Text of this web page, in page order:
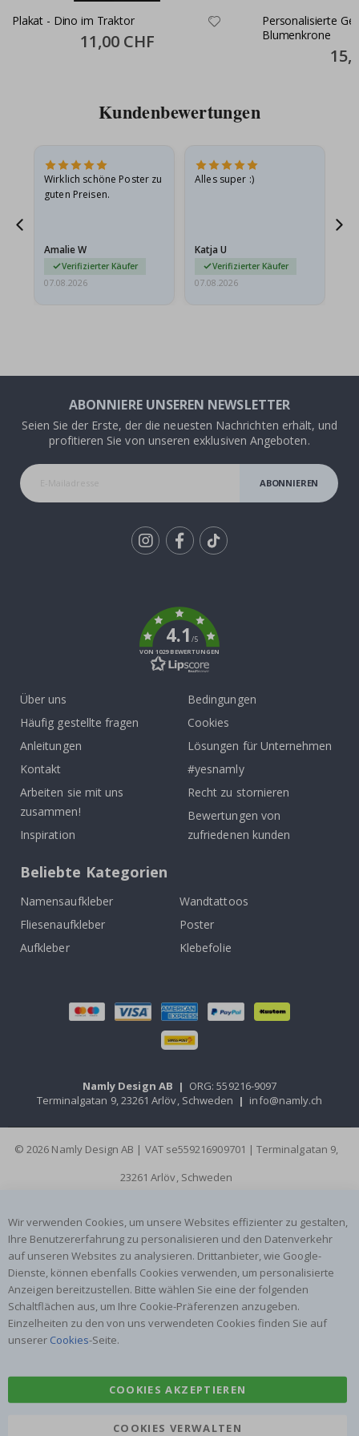
Plakat - Dino im Traktor
Special
Price
11,00 CHF
Personalisierte
Blumenkrone
Price
Kundenbewertungen
Wirklich schöne Poster zu
guten Preisen.
Amalie W
Verifizierter Käufer
07.08.2026
Alles super :)
Katja U
Verifizierter Käufer
07.08.2026
ABONNIERE UNSEREN NEWSLETTER
Seien Sie der Erste, der die neuesten Nachrichten erhält, und
profitieren Sie von unseren exklusiven Angeboten.
ABONNIEREN
4.1/5
VON 1029 BEWERTUNGEN
Über uns
Häufig gestellte fragen
Anleitungen
Kontakt
Arbeiten sie mit uns
zusammen!
Inspiration
Bedingungen
Cookies
Lösungen für Unternehmen
#yesnamly
Recht zu stornieren
Bewertungen von
zufriedenen kunden
Beliebte Kategorien
Namensaufkleber
Wandtattoos
Fliesenaufkleber
Poster
Aufkleber
Klebefolie
Namly Design AB | ORG: 559216-9097
Terminalgatan 9, 23261 Arlöv, Schweden | info@namly.ch
© 2026 Namly Design AB | VAT se559216909701 | Terminalgatan 9,
23261 Arlöv, Schweden
Wir verwenden Cookies, um unsere Websites effizienter zu gestalten,
Ihre Benutzererfahrung zu personalisieren und den Datenverkehr
auf unseren Websites zu analysieren. Drittanbieter, wie Google-
Dienste, können ebenfalls Cookies verwenden, um personalisierte
Anzeigen bereitzustellen. Bitte wählen Sie eine der folgenden
Schaltflächen aus, um Ihre Cookie-Präferenzen anzugeben.
Einzelheiten zu den von uns verwendeten Cookies finden Sie auf
unserer Cookies-Seite.
COOKIES AKZEPTIEREN
COOKIES VERWALTEN